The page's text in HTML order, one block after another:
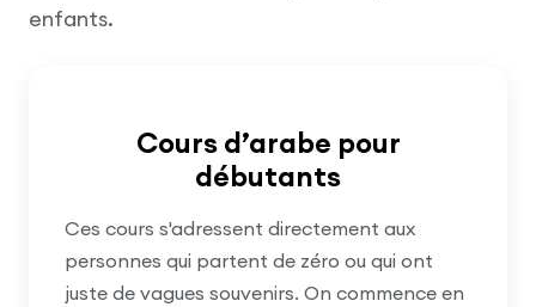
enfants.
Cours d’arabe pour
débutants
Ces cours s'adressent directement aux
personnes qui partent de zéro ou qui ont
juste de vagues souvenirs. On commence en